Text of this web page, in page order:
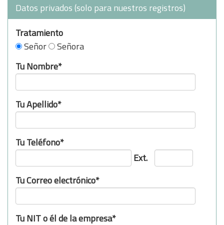
Datos privados (solo para nuestros registros)
Tratamiento
Señor
Señora
Tu Nombre*
Tu Apellido*
Tu Teléfono*
Ext.
Tu Correo electrónico*
Tu NIT o él de la empresa*